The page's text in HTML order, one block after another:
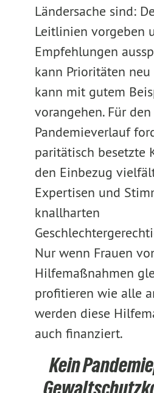
Ländersache sind:
Leitlinien vorgeben
Empfehlungen
kann Prioritäten neu
kann mit gutem
vorangehen. Für
Pandemieverlauf
paritätisch besetzte
den Einbezug
Expertisen und
knallharten
Nur wenn Frauen
Hilfemaßnahmen
profitieren wie alle
werden diese
auch finanziert.
Kein